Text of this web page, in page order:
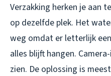
Verzakking herken je aan
op dezelfde plek. Het
weg omdat er letterlijk
alles blijft hangen.
zien. De oplossing is